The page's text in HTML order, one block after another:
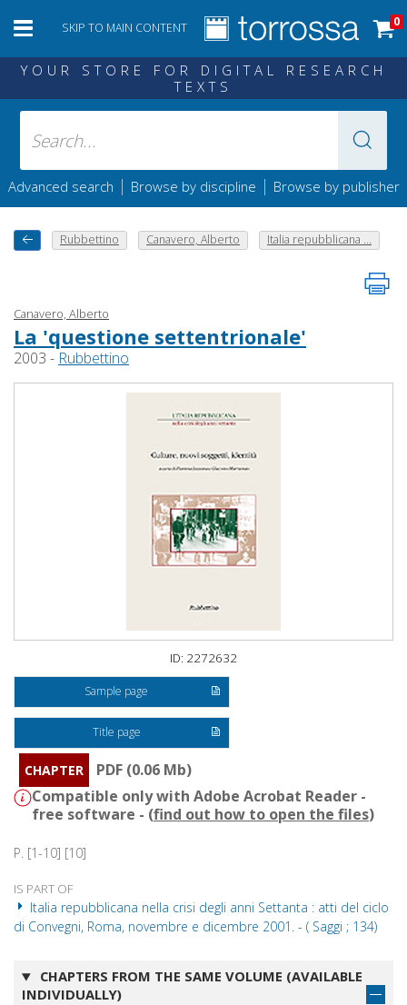
SKIP TO MAIN CONTENT 0
YOUR STORE FOR DIGITAL RESEARCH
TEXTS
Advanced search | Browse by discipline | Browse by publisher
Rubbettino Canavero, Alberto Italia repubblicana ...
Canavero, Alberto
La 'questione settentrionale'
2003 - Rubbettino
ID: 2272632
Sample page
Title page
CHAPTER
PDF (0.06 Mb)
Compatible only with Adobe Acrobat Reader -
free software - (find out how to open the files)
P. [1-10] [10]
IS PART OF
Italia repubblicana nella crisi degli anni Settanta : atti del ciclo
di Convegni, Roma, novembre e dicembre 2001. - ( Saggi ; 134)
CHAPTERS FROM THE SAME VOLUME (AVAILABLE
INDIVIDUALLY)